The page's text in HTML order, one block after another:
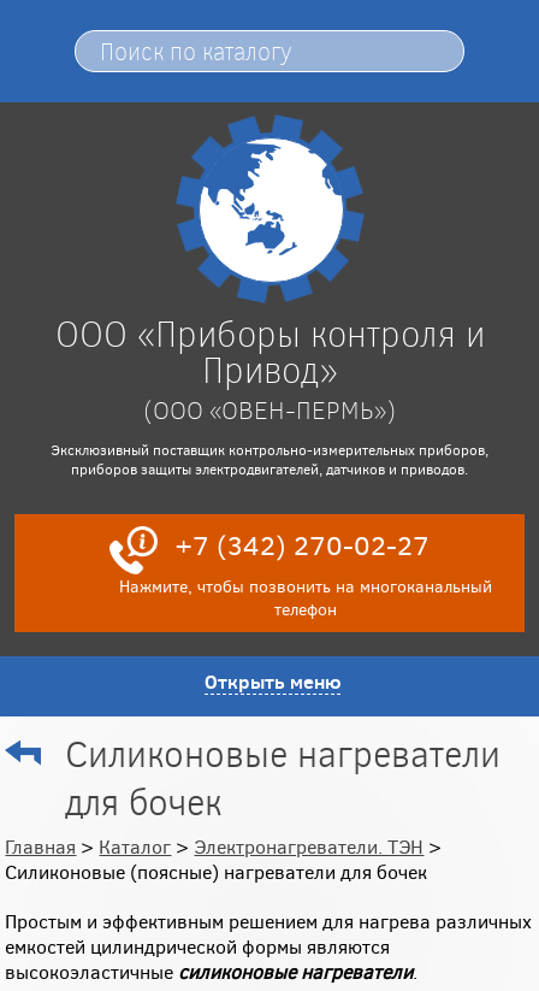
ООО «Приборы контроля и
Привод»
(ООО «ОВЕН-ПЕРМЬ»)
Эксклюзивный поставщик контрольно-измерительных приборов,
приборов защиты электродвигателей, датчиков и приводов.
+7 (342) 270-02-27
Нажмите, чтобы позвонить на многоканальный
телефон
Открыть меню
Силиконовые нагреватели
для бочек
Главная > Каталог > Электронагреватели. ТЭН >
Силиконовые (поясные) нагреватели для бочек
Простым и эффективным решением для нагрева различных
емкостей цилиндрической формы являются
высокоэластичные силиконовые нагреватели.